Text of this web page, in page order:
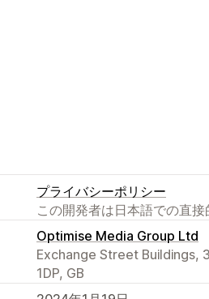
プライバシーポリシー
この開発者は日本語での直接
Optimise Media Group Ltd
Exchange Street Buildings,
1DP, GB